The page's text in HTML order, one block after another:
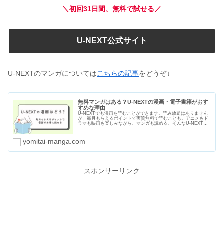
＼初回31日間、無料で試せる／
U-NEXT公式サイト
U-NEXTのマンガについてはこちらの記事をどうぞ↓
無料マンガはある？U-NEXTの漫画・電子書籍がおす
すめな理由
U-NEXTでも漫画を読むことができます。読み放題はありません
が、毎月もらえるポイントで実質無料で読むことも。アニメもド
ラマも映画も楽しみながら、マンガも読める、そんなU-NEXTが
yomitai-manga.com
スポンサーリンク